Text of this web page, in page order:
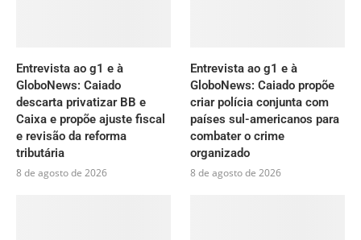
Entrevista ao g1 e à
GloboNews: Caiado
descarta privatizar BB e
Caixa e propõe ajuste fiscal
e revisão da reforma
tributária
8 de agosto de 2026
Entrevista ao g1 e à
GloboNews: Caiado propõe
criar polícia conjunta com
países sul-americanos para
combater o crime
organizado
8 de agosto de 2026